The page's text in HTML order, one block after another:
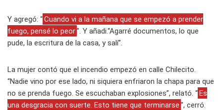
Y agregó: “Cuando vi a la mañana que se empezó a prender
fuego, pensé lo peor”. Y añadi.“Agarré documentos, lo que
pude, la escritura de la casa, y salí”.
La mujer contó que el incendio empezó en calle Chilecito.
“Nadie vino por ese lado, ni siquiera enfriaron la chapa para que
no se prenda fuego. Se escuchaban explosiones”, relató. “Es
una desgracia con suerte. Esto tiene que terminarse ”, cerró.